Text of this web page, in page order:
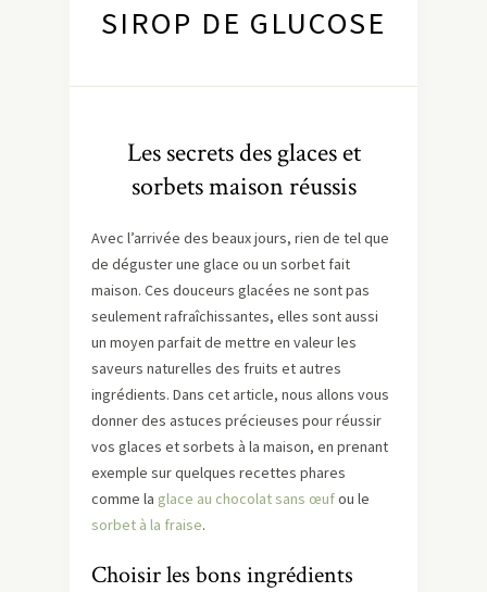
SIROP DE GLUCOSE
Les secrets des glaces et
sorbets maison réussis
Avec l’arrivée des beaux jours, rien de tel que
de déguster une glace ou un sorbet fait
maison. Ces douceurs glacées ne sont pas
seulement rafraîchissantes, elles sont aussi
un moyen parfait de mettre en valeur les
saveurs naturelles des fruits et autres
ingrédients. Dans cet article, nous allons vous
donner des astuces précieuses pour réussir
vos glaces et sorbets à la maison, en prenant
exemple sur quelques recettes phares
comme la glace au chocolat sans œufou le
sorbet à la fraise.
Choisir les bons ingrédients